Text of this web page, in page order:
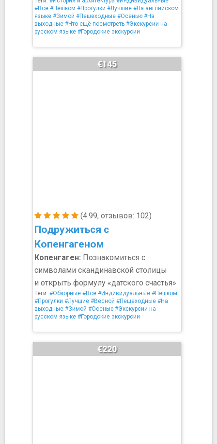
#Все #Пешком #Прогулки #Лучшие #На английском
языке #Зимой #Пешеходные #Осенью #На
выходные #Что ещё посмотреть #Экскурсии на
русском языке #Городские экскурсии
(4.99, отзывов: 102)
Подружиться с
Копенгагеном
€145
Копенгаген: Познакомиться с
символами скандинавской столицы
и открыть формулу «датского счастья»
Теги: #Обзорные #Все #Индивидуальные #Пешком
#Прогулки #Лучшие #Весной #Пешеходные #На
выходные #Зимой #Осенью #Экскурсии на
русском языке #Городские экскурсии
€220